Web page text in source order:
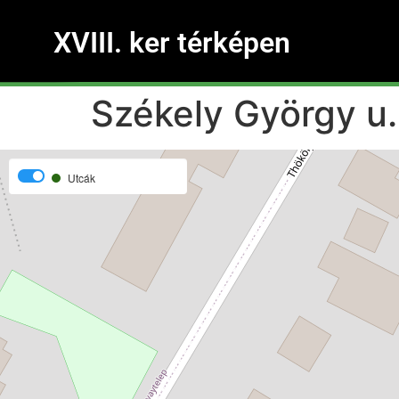
XVIII. ker térképen
Székely György u.
Utcák